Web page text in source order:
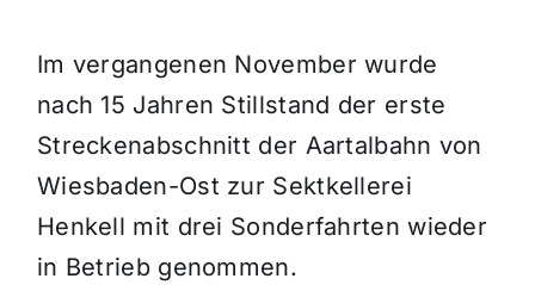
Im vergangenen November wurde
nach 15 Jahren Stillstand der erste
Streckenabschnitt der Aartalbahn von
Wiesbaden-Ost zur Sektkellerei
Henkell mit drei Sonderfahrten wieder
in Betrieb genommen.